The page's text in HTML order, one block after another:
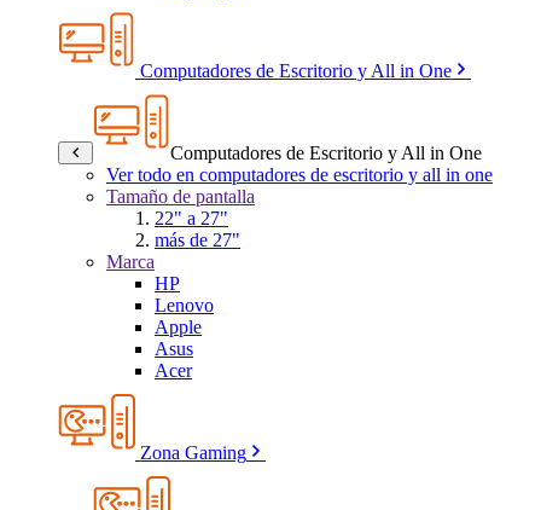
Computadores de Escritorio y All in One
Computadores de Escritorio y All in One
Ver todo en computadores de escritorio y all in one
Tamaño de pantalla
22" a 27"
más de 27"
Marca
HP
Lenovo
Apple
Asus
Acer
Zona Gaming